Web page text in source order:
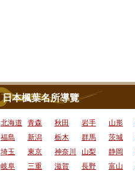
日本楓葉名所導覽
北海道 青森 秋田 岩手 山形
福島
新潟 栃木 群馬 茨城
埼玉
東京 神奈川 山梨 静岡
岐阜
三重 滋賀 長野 富山